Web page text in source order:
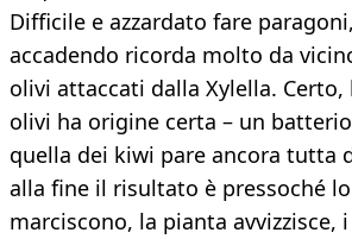
Difficile e azzardato fare
accadendo ricorda molto da
olivi attaccati dalla Xylella.
olivi ha origine certa – un
quella dei kiwi pare ancora tutta
alla fine il risultato è pressoché
marciscono, la pianta avvizzisce,